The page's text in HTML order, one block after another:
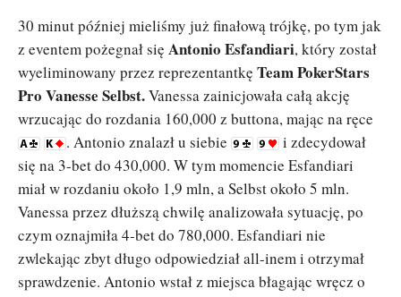
30 minut później mieliśmy już finałową trójkę, po tym jak
z eventem pożegnał się Antonio Esfandiari, który został
wyeliminowany przez reprezentantkę Team PokerStars
Pro Vanesse Selbst.Vanessa zainicjowała całą akcję
wrzucając do rozdania 160,000 z buttona, mając na ręce
. Antonio znalazł u siebie
i zdecydował
się na 3-bet do 430,000. W tym momencie Esfandiari
miał w rozdaniu około 1,9 mln, a Selbst około 5 mln.
Vanessa przez dłuższą chwilę analizowała sytuację, po
czym oznajmiła 4-bet do 780,000. Esfandiari nie
zwlekając zbyt długo odpowiedział all-inem i otrzymał
sprawdzenie. Antonio wstał z miejsca błagając wręcz o